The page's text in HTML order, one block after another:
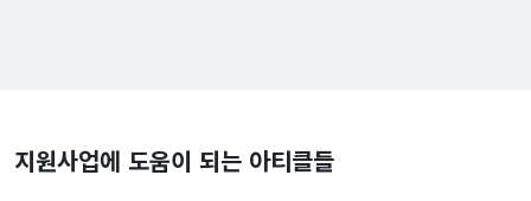
지원사업에 도움이 되는 아티클들